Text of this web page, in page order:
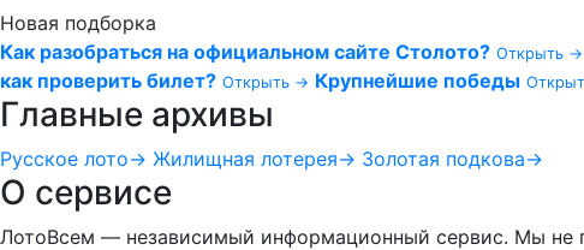
Новая подборка
Как разобраться на официальном сайте Столото? Открыть →
как проверить билет? Открыть → Крупнейшие победы
Главные архивы
Русское лото→ Жилищная лотерея→ Золотая подкова→
О сервисе
ЛотоВсем — независимый информационный сервис. Мы не